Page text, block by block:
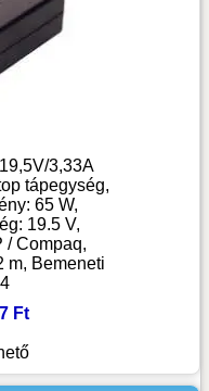
3,33A
tápegység,
65 W,
19.5 V,
/ Compaq,
m, Bemeneti
Ft